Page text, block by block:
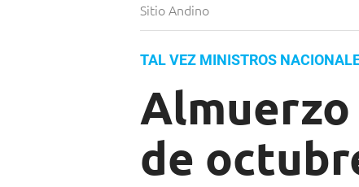
Sitio Andino
TAL VEZ MINISTROS
de